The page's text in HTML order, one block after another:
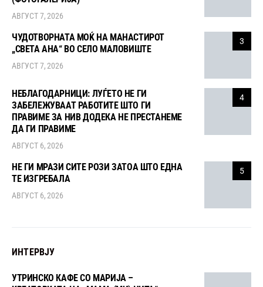
АВГУСТ 7, 2026
3
ЧУДОТВОРНАТА МОЌ НА МАНАСТИРОТ
„СВЕТА АНА“ ВО СЕЛО МАЛОВИШТЕ
АВГУСТ 7, 2026
4
НЕБЛАГОДАРНИЦИ: ЛУЃЕТО НЕ ГИ
ЗАБЕЛЕЖУВААТ РАБОТИТЕ ШТО ГИ
ПРАВИМЕ ЗА НИВ ДОДЕКА НЕ ПРЕСТАНЕМЕ
ДА ГИ ПРАВИМЕ
АВГУСТ 6, 2026
5
НЕ ГИ МРАЗИ СИТЕ РОЗИ ЗАТОА ШТО ЕДНА
ТЕ ИЗГРЕБАЛА
АВГУСТ 6, 2026
ИНТЕРВЈУ
УТРИНСКО КАФЕ СО МАРИЈА –